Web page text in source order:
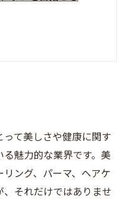
て美しさや健康に関す
魅力的な業界です。美
ング、パーマ、ヘアケ
それだけではありませ